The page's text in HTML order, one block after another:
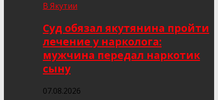
В Якутии
Суд обязал якутянина пройти
лечение у нарколога:
мужчина передал наркотик
сыну
07.08.2026